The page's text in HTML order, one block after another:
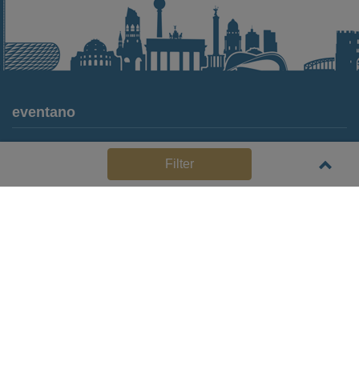
Filter
eventano